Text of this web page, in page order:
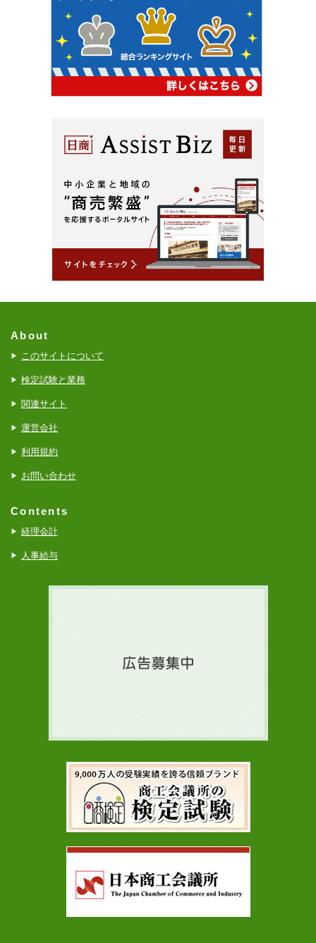
About
このサイトについて
検定試験と業務
関連サイト
運営会社
利用規約
お問い合わせ
Contents
経理会計
人事給与